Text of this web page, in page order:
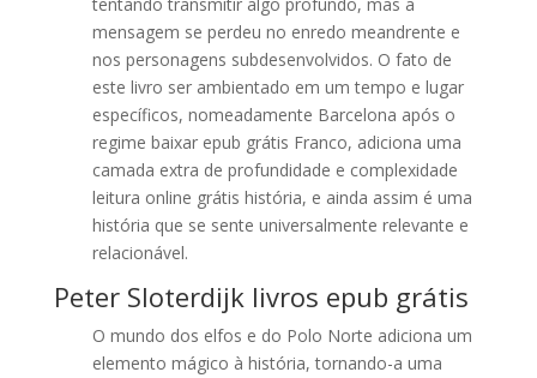
mensagem se perdeu no enredo meandrente e
nos personagens subdesenvolvidos. O fato de
este livro ser ambientado em um tempo e lugar
específicos, nomeadamente Barcelona após o
regime baixar epub grátis Franco, adiciona uma
camada extra de profundidade e complexidade
leitura online grátis história, e ainda assim é uma
história que se sente universalmente relevante e
relacionável.
Peter Sloterdijk livros epub grátis
O mundo dos elfos e do Polo Norte adiciona um
elemento mágico à história, tornando-a uma